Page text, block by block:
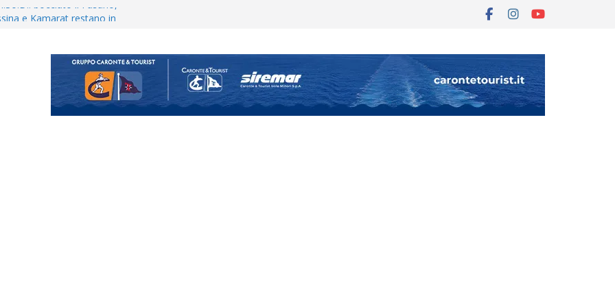
bocciato il Fasano,
Coriano. Speranze al
non molla: “Pronti a
conferma i giovani